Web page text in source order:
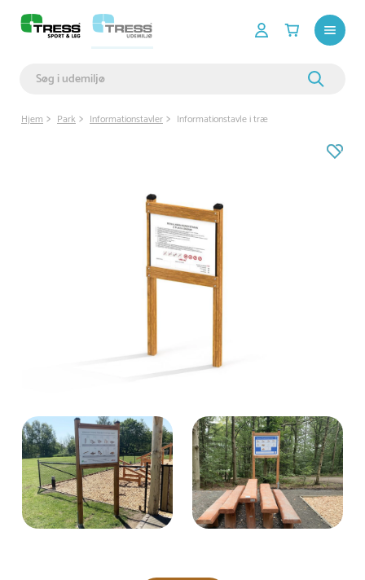
Hjem Park Informationstavler Informationstavle i træ